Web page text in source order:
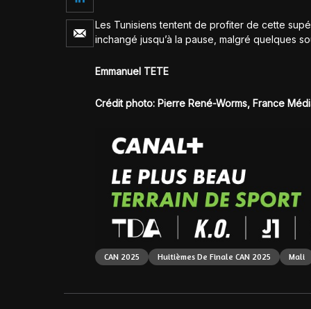
Les Tunisiens tentent de profiter de cette
inchangé jusqu’à la pause, malgré quelques
Emmanuel TETE
Crédit photo: Pierre René-Worms, France
CAN 2025 Huitièmes De Finale CAN 2025 Mali